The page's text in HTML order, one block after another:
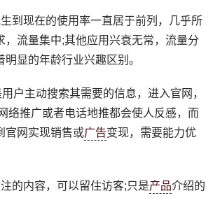
到现在的使用率一直居于前列，几乎所
，流量集中;其他应用兴衰无常，流量分
显的年龄行业兴趣区别。
户主动搜索其需要的信息，进入官网，
络推广或者电话地推都会使人反感，而
官网实现销售或广告变现，需要能力优
的内容，可以留住访客;只是产品介绍的